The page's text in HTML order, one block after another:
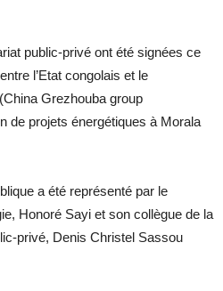
public-privé ont été signées ce
l’Etat congolais et le
Grezhouba group
de projets énergétiques à Morala
a été représenté par le
Honoré Sayi et son collègue de la
privé, Denis Christel Sassou